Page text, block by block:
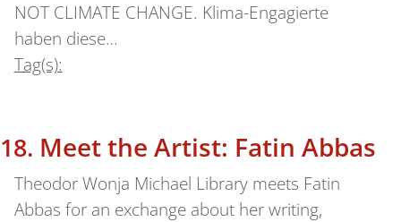
NOT CLIMATE CHANGE. Klima-Engagierte
haben diese…
Tag(s):
Meet the Artist: Fatin Abbas
Theodor Wonja Michael Library meets Fatin
Abbas for an exchange about her writing,